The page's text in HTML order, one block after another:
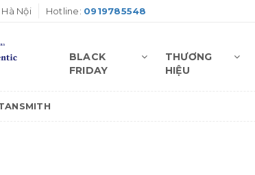
Nội Hotline: 0919785548
BLACK
FRIDAY
THƯƠNG
HIỆU